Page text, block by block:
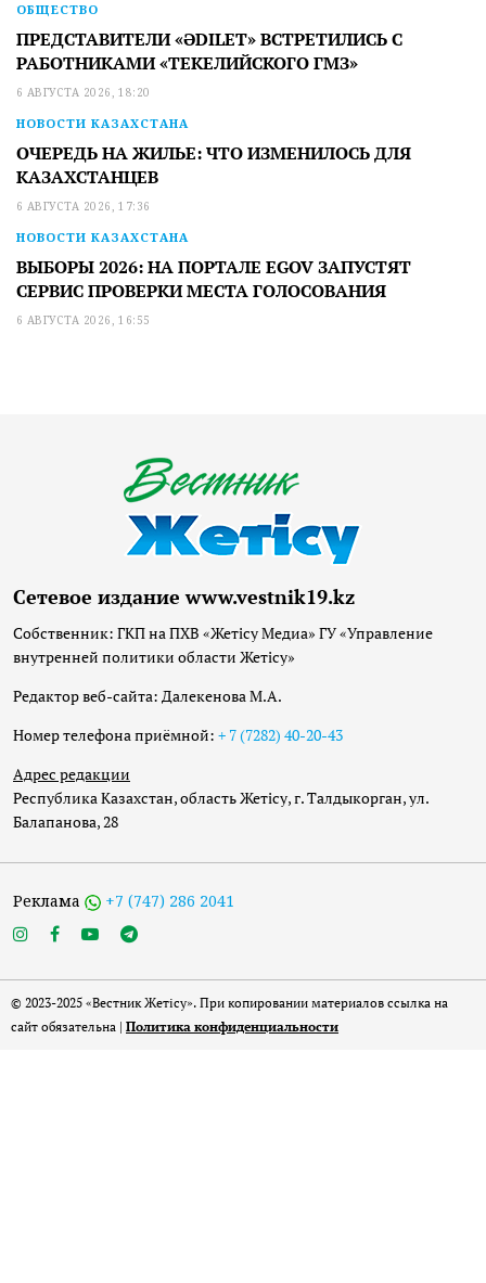
ОБЩЕСТВО
ПРЕДСТАВИТЕЛИ «ӘDILET» ВСТРЕТИЛИСЬ С
РАБОТНИКАМИ «ТЕКЕЛИЙСКОГО ГМЗ»
6 АВГУСТА 2026, 18:20
НОВОСТИ КАЗАХСТАНА
ОЧЕРЕДЬ НА ЖИЛЬЕ: ЧТО ИЗМЕНИЛОСЬ ДЛЯ
КАЗАХСТАНЦЕВ
6 АВГУСТА 2026, 17:36
НОВОСТИ КАЗАХСТАНА
ВЫБОРЫ 2026: НА ПОРТАЛЕ EGOV ЗАПУСТЯТ
СЕРВИС ПРОВЕРКИ МЕСТА ГОЛОСОВАНИЯ
6 АВГУСТА 2026, 16:55
Сетевое издание www.vestnik19.kz
Собственник: ГКП на ПХВ «Жетісу Медиа» ГУ «Управление
внутренней политики области Жетісу»
Редактор веб-сайта: Далекенова М.А.
Номер телефона приёмной: + 7 (7282) 40-20-43
Адрес редакции
Республика Казахстан, область Жетісу, г. Талдыкорган, ул.
Балапанова, 28
Реклама +7 (747) 286 2041
© 2023-2025 «Вестник Жетісу». При копировании материалов ссылка на
сайт обязательна | Политика конфиденциальности